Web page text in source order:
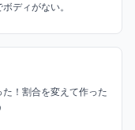
ディがない。
2026年5月27日
！割合を変えて作った